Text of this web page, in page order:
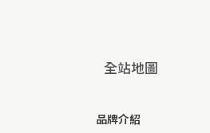
全站地圖
品牌介紹